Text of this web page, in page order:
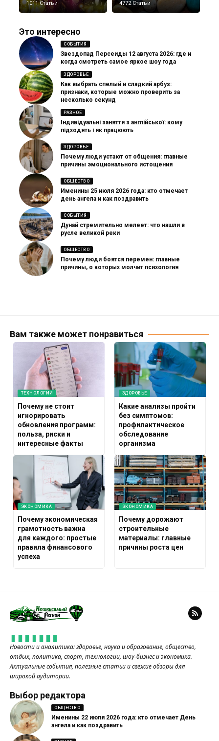
1011 Статьи 4772 Статьи
Это интересно
СОБЫТИЯ
Звездопад Персеиды 12 августа 2026: где и
когда смотреть самое яркое шоу года
ЗДОРОВЬЕ
Как выбрать спелый и сладкий арбуз:
признаки, которые можно проверить за
несколько секунд
РАЗНОЕ
Індивідуальні заняття з англійської: кому
підходять і як працюють
ЗДОРОВЬЕ
Почему люди устают от общения: главные
причины эмоционального истощения
ОБЩЕСТВО
Именины 25 июля 2026 года: кто отмечает
день ангела и как поздравить
СОБЫТИЯ
Дунай стремительно мелеет: что нашли в
русле великой реки
ОБЩЕСТВО
Почему люди боятся перемен: главные
причины, о которых молчит психология
Вам также может понравиться
ТЕХНОЛОГИИ
Почему не стоит
игнорировать
обновления программ:
польза, риски и
интересные факты
ЗДОРОВЬЕ
Какие анализы пройти
без симптомов:
профилактическое
обследование
организма
ЭКОНОМИКА
Почему экономическая
грамотность важна
для каждого: простые
правила финансового
успеха
ЭКОНОМИКА
Почему дорожают
строительные
материалы: главные
причины роста цен
Новости и аналитика: здоровье, наука и образование, общество,
отдых, политика, спорт, технологии, шоу-бизнес и экономика.
Актуальные события, полезные статьи и свежие обзоры для
широкой аудитории.
Выбор редактора
ОБЩЕСТВО
Именины 22 июля 2026 года: кто отмечает День
ангела и как поздравить